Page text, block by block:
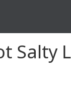
Salty